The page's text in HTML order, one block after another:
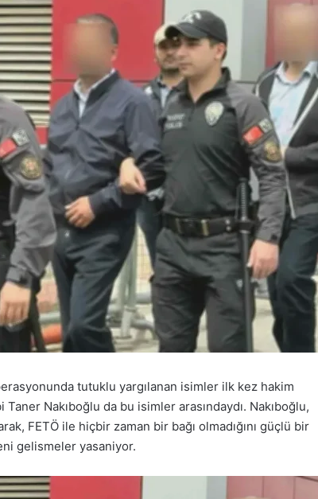
tutuklu yargılanan isimler ilk kez hakim
Taner Nakıboğlu da bu isimler arasındaydı. Nakıboğlu,
FETÖ ile hiçbir zaman bir bağı olmadığını güçlü bir
gelismeler yasaniyor.